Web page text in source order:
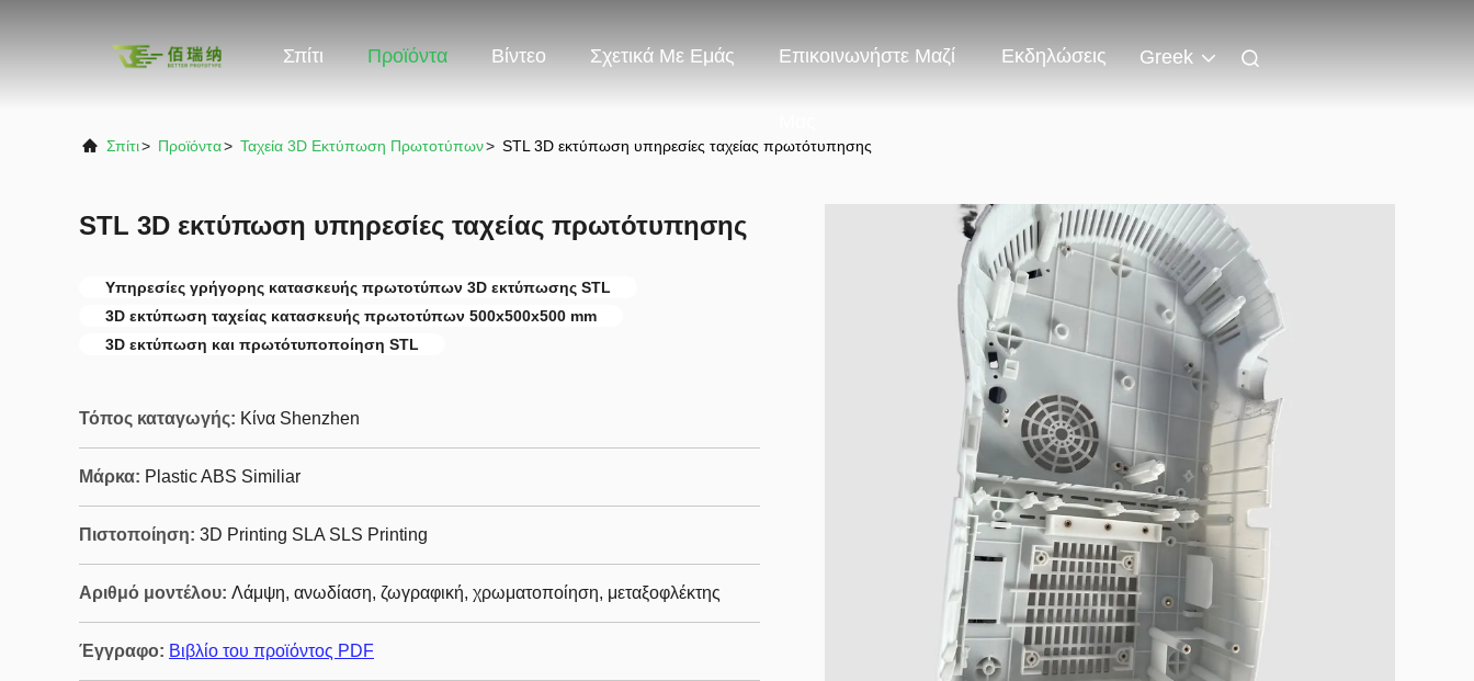
Σπίτι Προϊόντα Βίντεο Σχετικά Με Εμάς Επικοινωνήστε Μαζί Εκδηλώσεις Greek
Σπίτι> Προϊόντα> Ταχεία 3D Εκτύπωση Πρωτοτύπων> STL 3D εκτύπωση υπηρεσίες ταχείας πρωτότυπησης
STL 3D εκτύπωση υπηρεσίες ταχείας πρωτότυπησης
Υπηρεσίες γρήγορης κατασκευής πρωτοτύπων 3D εκτύπωσης STL
3D εκτύπωση ταχείας κατασκευής πρωτοτύπων 500x500x500 mm
3D εκτύπωση και πρωτότυποποίηση STL
Τόπος καταγωγής: Κίνα Shenzhen
Μάρκα: Plastic ABS Similiar
Πιστοποίηση: 3D Printing SLA SLS Printing
Αριθμό μοντέλου: Λάμψη, ανωδίαση, ζωγραφική, χρωματοποίηση, μεταξοφλέκτης
Έγγραφο: Βιβλίο του προϊόντος PDF